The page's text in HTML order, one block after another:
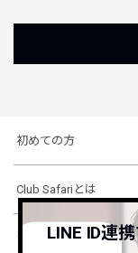
初めての方
Club Safariとは
ショッピングガイド
LINE ID連